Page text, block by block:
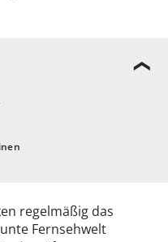
regelmäßig das
Fernsehwelt